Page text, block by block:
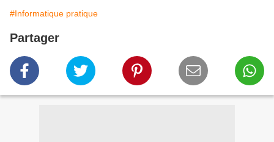
#Informatique pratique
Partager